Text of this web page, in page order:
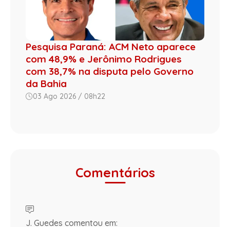
Pesquisa Paraná: ACM Neto aparece
com 48,9% e Jerônimo Rodrigues
com 38,7% na disputa pelo Governo
da Bahia
03 Ago 2026 / 08h22
Comentários
J. Guedes comentou em: